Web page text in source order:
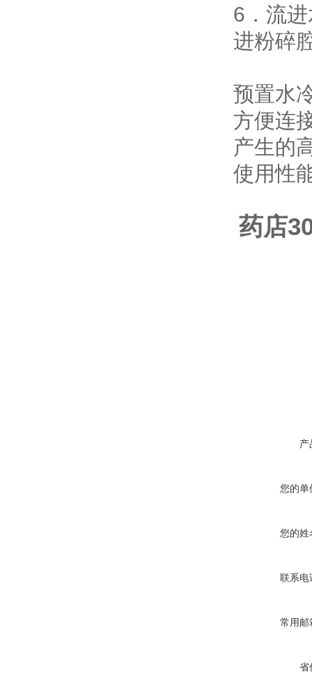
6．流
进粉碎
预置水
方便连
产生的
使用性
药店
产
您的单
您的姓
联系电
常用邮
省